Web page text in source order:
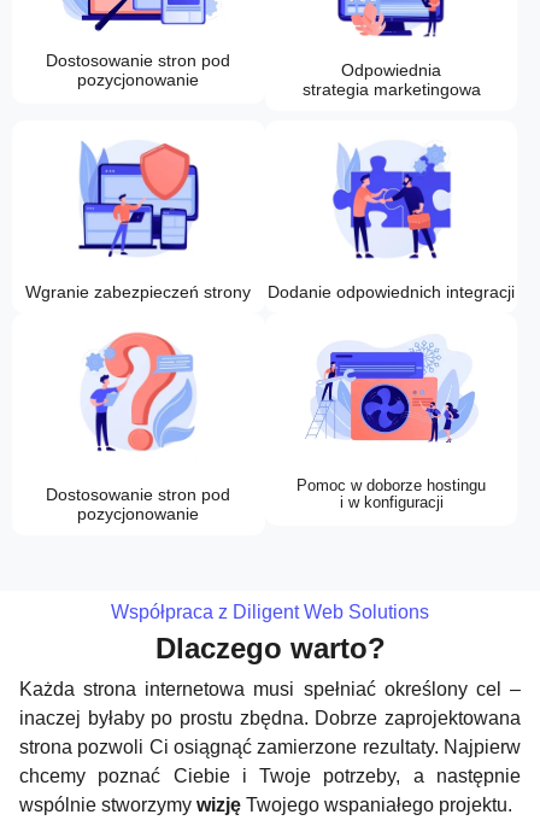
Dostosowanie stron pod
pozycjonowanie
Odpowiednia
strategia marketingowa
Wgranie zabezpieczeń strony Dodanie odpowiednich integracji
Dostosowanie stron pod
pozycjonowanie
Pomoc w doborze hostingu
i w konfiguracji
Współpraca z Diligent Web Solutions
Dlaczego warto?
Każda strona internetowa musi spełniać określony cel –
inaczej byłaby po prostu zbędna. Dobrze zaprojektowana
strona pozwoli Ci osiągnąć zamierzone rezultaty. Najpierw
chcemy poznać Ciebie i Twoje potrzeby, a następnie
wspólnie stworzymy wizję Twojego wspaniałego projektu.